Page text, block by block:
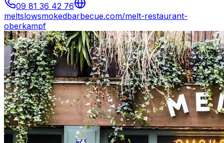
09 81 36 42 76
meltslowsmokedbarbecue.com/melt-restaurant-
oberkampf